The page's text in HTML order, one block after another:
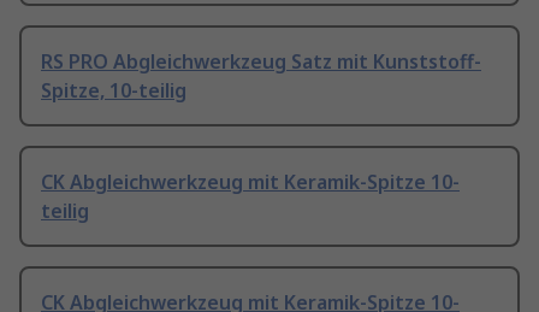
RS PRO Abgleichwerkzeug Satz mit Kunststoff-
Spitze, 10-teilig
CK Abgleichwerkzeug mit Keramik-Spitze 10-
teilig
CK Abgleichwerkzeug mit Keramik-Spitze 10-